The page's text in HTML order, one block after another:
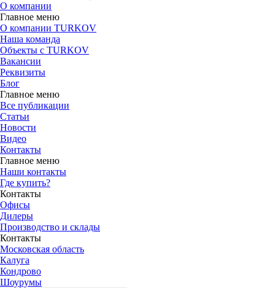
О компании
Главное меню
О компании TURKOV
Наша команда
Объекты с TURKOV
Вакансии
Реквизиты
Блог
Главное меню
Все публикации
Статьи
Новости
Видео
Контакты
Главное меню
Наши контакты
Где купить?
Контакты
Офисы
Дилеры
Производство и склады
Контакты
Московская область
Калуга
Кондрово
Шоурумы